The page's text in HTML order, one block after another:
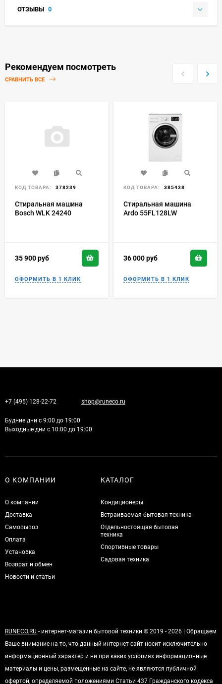
ОТЗЫВЫ 0
Рекомендуем посмотреть
СРАВНИТЬ ВСЕ
КОД ТОВАРА: 378239
Стиральная машина
Bosch WLK 24240
35 900руб
КОД ТОВАРА: 385438
Стиральная машина
Ardo 55FL128LW
36 000руб
+7 (495) 128-22-72 shop@runeco.ru
Будние дни с 9:00 до 19:00
Выходные дни с 10:00 до 19:00
О КОМПАНИИ
О компании
Доставка
Самовывоз
Оплата
Установка
Возврат и обмен
Новости и статьи
КАТАЛОГ
Кондиционеры
Встраиваемая бытовая техника
Отдельностоящая бытовая
техника
Спортивные товары
Садовая техника
RUNECO.RU - интернет-магазин бытовой техники © 2019 - 2026 | Обращаем
Ваше внимание на то, что данный интернет-сайт носит исключительно
информационный характер и ни при каких условиях информационные
материалы и цены, размещенные на сайте, не являются публичной
офертой, определяемой положениями Статьи 437 Гражданского кодекса